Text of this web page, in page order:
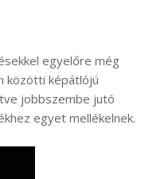
egyelőre még
közötti képátlójú
jobbszembe jutó
egyet mellékelnek.